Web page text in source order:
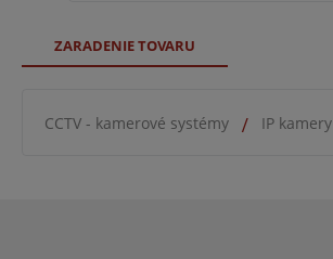
ZARADENIE TOVARU
CCTV - kamerové systémy IP kamery